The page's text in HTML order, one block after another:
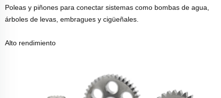
Poleas y piñones para conectar sistemas como bombas de agua,
árboles de levas, embragues y cigüeñales.
Alto rendimiento